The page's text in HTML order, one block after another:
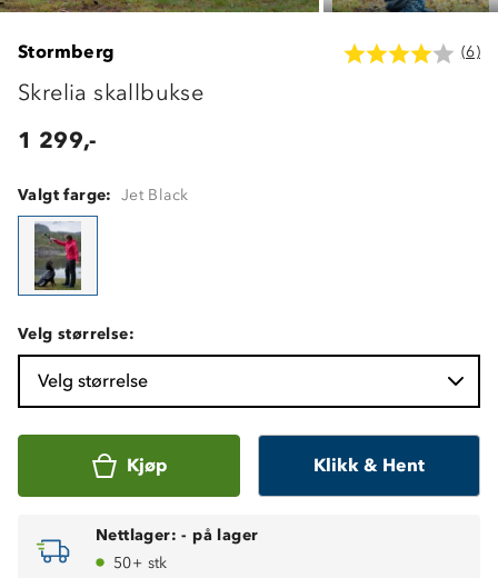
Stormberg (6)
Skrelia skallbukse
1 299,-
Valgt farge: Jet Black
Velg størrelse:
Velg størrelse
Kjøp Klikk & Hent
Nettlager: - på lager
50+ stk